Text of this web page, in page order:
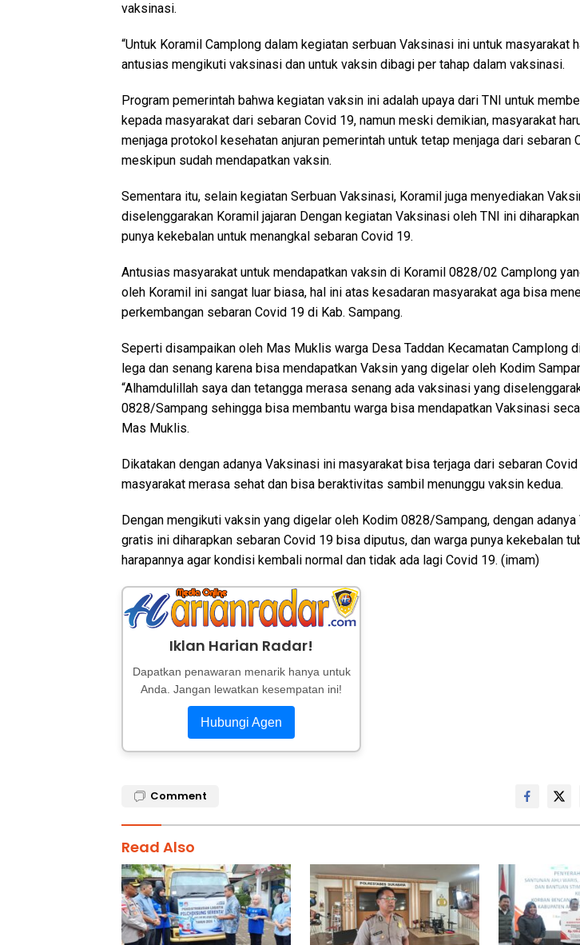
vaksinasi.
“Untuk Koramil Camplong dalam kegiatan serbuan Vaksinasi ini untuk masyarakat
antusias mengikuti vaksinasi dan untuk vaksin dibagi per tahap dalam vaksinasi.
Program pemerintah bahwa kegiatan vaksin ini adalah upaya dari TNI untuk
kepada masyarakat dari sebaran Covid 19, namun meski demikian, masyarakat
menjaga protokol kesehatan anjuran pemerintah untuk tetap menjaga dari sebaran
meskipun sudah mendapatkan vaksin.
Sementara itu, selain kegiatan Serbuan Vaksinasi, Koramil juga menyediakan
diselenggarakan Koramil jajaran Dengan kegiatan Vaksinasi oleh TNI ini
punya kekebalan untuk menangkal sebaran Covid 19.
Antusias masyarakat untuk mendapatkan vaksin di Koramil 0828/02 Camplong
oleh Koramil ini sangat luar biasa, hal ini atas kesadaran masyarakat aga bisa
perkembangan sebaran Covid 19 di Kab. Sampang.
Seperti disampaikan oleh Mas Muklis warga Desa Taddan Kecamatan Camplong
lega dan senang karena bisa mendapatkan Vaksin yang digelar oleh Kodim
“Alhamdulillah saya dan tetangga merasa senang ada vaksinasi yang
0828/Sampang sehingga bisa membantu warga bisa mendapatkan Vaksinasi
Mas Muklis.
Dikatakan dengan adanya Vaksinasi ini masyarakat bisa terjaga dari sebaran
masyarakat merasa sehat dan bisa beraktivitas sambil menunggu vaksin kedua.
Dengan mengikuti vaksin yang digelar oleh Kodim 0828/Sampang, dengan
gratis ini diharapkan sebaran Covid 19 bisa diputus, dan warga punya kekebalan
harapannya agar kondisi kembali normal dan tidak ada lagi Covid 19. (imam)
Iklan Harian Radar!
Dapatkan penawaran menarik hanya untuk
Anda. Jangan lewatkan kesempatan ini!
Hubungi Agen
Comment
Read Also